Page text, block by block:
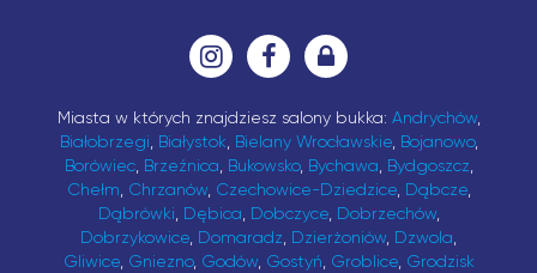
Miasta w których znajdziesz salony bukka: Andrychów,
Białobrzegi, Białystok, Bielany Wrocławskie, Bojanowo,
Borówiec, Brzeźnica, Bukowsko, Bychawa, Bydgoszcz,
Chełm, Chrzanów, Czechowice-Dziedzice, Dąbcze,
Dąbrówki, Dębica, Dobczyce, Dobrzechów,
Dobrzykowice, Domaradz, Dzierżoniów, Dzwola,
Gliwice, Gniezno, Godów, Gostyń, Groblice, Grodzisk